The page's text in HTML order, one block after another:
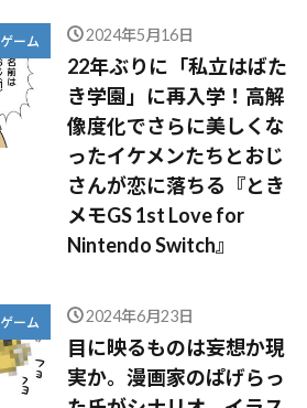
ゲーム 2024年5月16日
22年ぶりに「私立はばた
き学園」に再入学！高解
像度化でさらに美しくな
ったイケメンたちとおじ
さんが恋に落ちる『とき
メモGS 1st Love for
Nintendo Switch』
ゲーム 2024年6月23日
目に映るものは妄想か現
実か。漫画家のぱげらっ